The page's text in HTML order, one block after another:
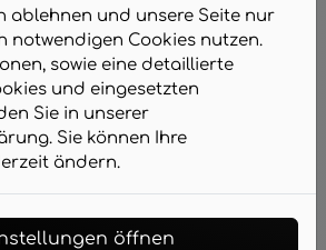
ablehnen und unsere Seite nur
notwendigen Cookies nutzen.
sowie eine detaillierte
und eingesetzten
Sie in unserer
Sie können Ihre
ändern.
öffnen